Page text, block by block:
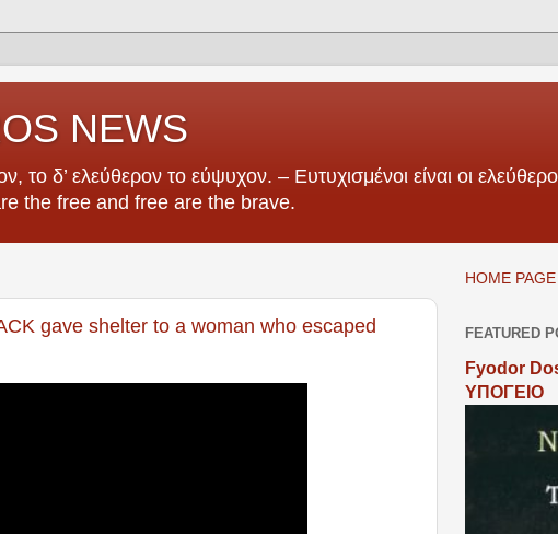
NEWS
το δ’ ελεύθερον το εύψυχον. – Ευτυχισμένοι είναι οι
the free and free are the brave.
gave shelter to a woman who escaped
HOME
FEATURED
Fyodor
ΥΠΟΓΕΙΟ